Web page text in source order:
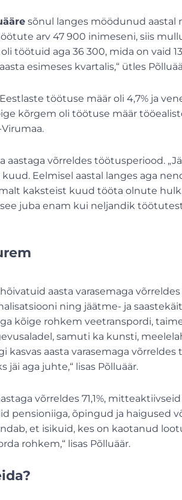
sõnul langes möödunud aastal
arv 47 900 inimeseni, siis
töötuid aga 36 300, mida on vaid
esimeses kvartalis,“ ütles
töötuse määr oli 4,7% ja
kõrgem oli töötuse määr
võrreldes töötusperiood.
Eelmisel aastal langes aga
kaksteist kuud tööta olnute hulk.
juba enam kui neljandik
aasta varasemaga
ning jäätme- ja
kõige rohkem veetranspordi,
samuti ka kunsti,
kasvas aasta varasemaga
jäi aga juhte,“ lisas Põlluäär.
võrreldes 71,1%,
pensioniiga, õpingud ja haigused
et isikuid, kes on kaotanud
rohkem,“ lisas Põlluäär.